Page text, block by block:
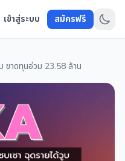
เข้าสู่ระบบ สมัครฟรี
ขาดทุนอ่วม 23.58 ล้าน